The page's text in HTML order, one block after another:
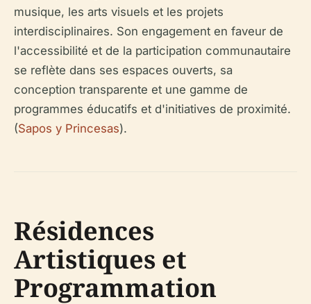
musique, les arts visuels et les projets
interdisciplinaires. Son engagement en faveur de
l'accessibilité et de la participation communautaire
se reflète dans ses espaces ouverts, sa
conception transparente et une gamme de
programmes éducatifs et d'initiatives de proximité.
(Sapos y Princesas).
Résidences
Artistiques et
Programmation